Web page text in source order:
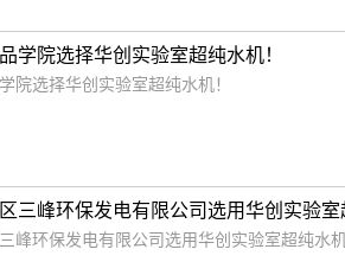
学院选择华创实验室超纯水机！
院选择华创实验室超纯水机！
三峰环保发电有限公司选用华创实验室
峰环保发电有限公司选用华创实验室超纯水机